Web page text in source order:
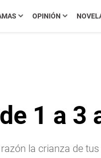
OPINIÓN
1 a 3
la crianza de